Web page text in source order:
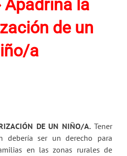
Apadrina la
de un
a
DE UN NIÑO/A.Tener
debería ser un derecho para
en las zonas rurales de